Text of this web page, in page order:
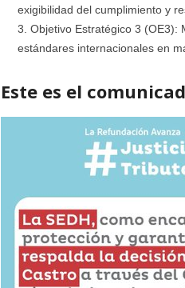
exigibilidad del cumplimiento y
Objetivo Estratégico 3 (OE3):
estándares internacionales en
Este es el